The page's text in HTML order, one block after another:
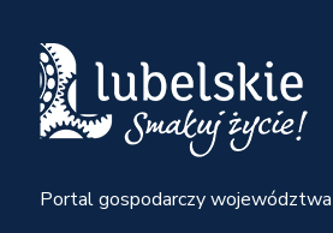
Portal gospodarczy